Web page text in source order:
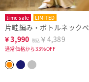
time sale LIMITED
片畦編み・ボトルネック
¥3,990 税込 ￥4,389
通常価格から33%OFF